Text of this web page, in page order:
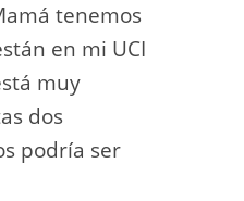
tenemos
en mi UCI
muy
dos
podría ser